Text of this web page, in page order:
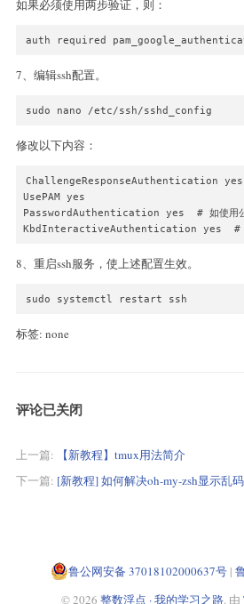
如果必须使用两步验证，则：
auth required
7、编辑ssh配置。
sudo nano /etc/ssh/sshd_config
修改以下内容：
ChallengeResponseAuthentication yes
UsePAM yes
PasswordAuthentication yes  # 如使用公
KbdInteractiveAuthentication yes  # 这
8、重启ssh服务，使上述配置生效。
sudo systemctl restart ssh
标签: none
评论已关闭
上一篇:
【新教程】tmux用法简介
下一篇: [新教程] 如何解决oh-my-zsh显示乱
鲁公网安备 37018102000637号 |
© 2026 整数浮点 · 我的学习之路. 由